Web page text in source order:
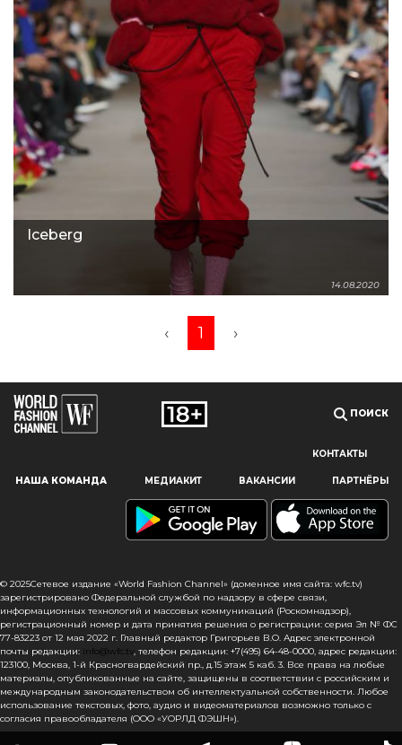
Наш сайт использует файлы cookie и похожие технологии,
пользователям, предоставляя персонализированную
информацию, запоминая предпочтения в области
сайта, вы подтверждаете свое согласие на использование
файлов cookie в соответствии с настоящим уведомлением
в отношении данного типа файлов. Если вы не согласны
с тем, чтобы мы использовали данный тип файлов,
то вы должны соответствующим образом установить
настройки вашего браузера или не использовать сайт wfc.tv
Iceberg
14.08.2020
‹ 1 ›
ПОИСК
КОНТАКТЫ
НАША КОМАНДА МЕДИАКИТ ВАКАНСИИ ПАРТНЁРЫ
© 2025Сетевое издание «World Fashion Channel» (доменное имя сайта: wfc.tv)
зарегистрировано Федеральной службой по надзору в сфере связи,
информационных технологий и массовых коммуникаций (Роскомнадзор),
регистрационный номер и дата принятия решения о регистрации: серия Эл № ФС
77-83223 от 12 мая 2022 г. Главный редактор Григорьев В.О. Адрес электронной
почты редакции: info@wfc.tv, телефон редакции: +7(495) 64-48-0000, адрес редакции:
123100, Москва, 1-й Красногвардейский пр., д.15 этаж 5 каб. 3. Все права на любые
материалы, опубликованные на сайте, защищены в соответствии с российским и
международным законодательством об интеллектуальной собственности. Любое
использование текстовых, фото, аудио и видеоматериалов возможно только с
согласия правообладателя (ООО «УОРЛД ФЭШН»).